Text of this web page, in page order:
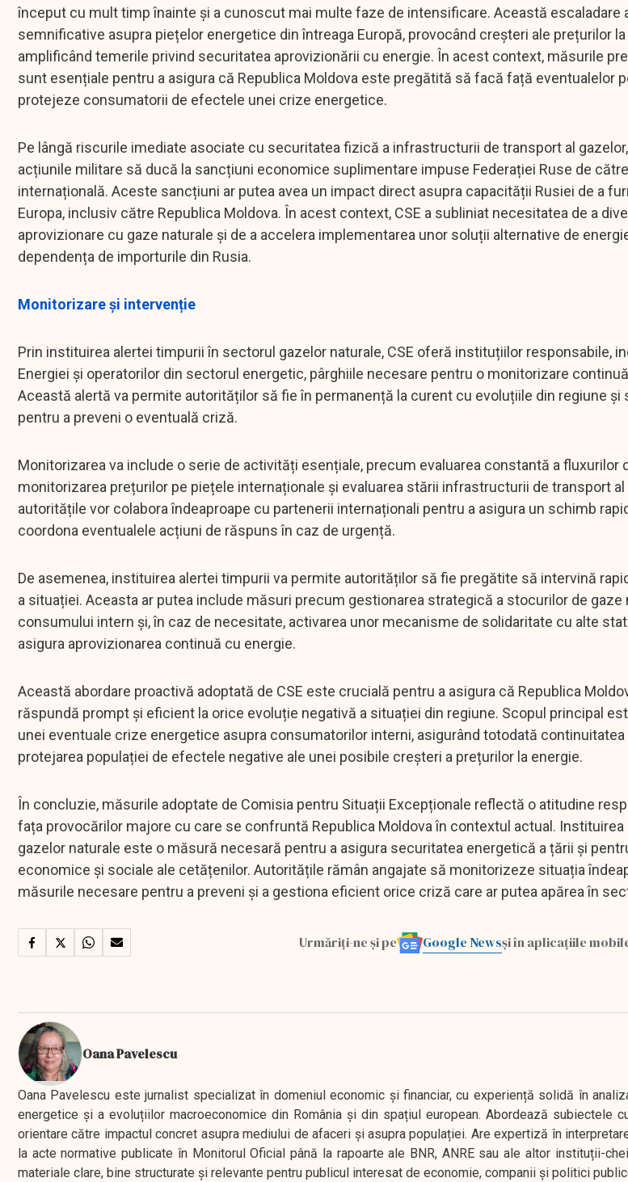
început cu mult timp înainte și a cunoscut mai multe faze de intensificare. Această escaladare
semnificative asupra piețelor energetice din întreaga Europă, provocând creșteri ale prețurilor
amplificând temerile privind securitatea aprovizionării cu energie. În acest context, măsurile
sunt esențiale pentru a asigura că Republica Moldova este pregătită să facă față eventualelor
protejeze consumatorii de efectele unei crize energetice.
Pe lângă riscurile imediate asociate cu securitatea fizică a infrastructurii de transport al
acțiunile militare să ducă la sancțiuni economice suplimentare impuse Federației Ruse de
internațională. Aceste sancțiuni ar putea avea un impact direct asupra capacității Rusiei de a
Europa, inclusiv către Republica Moldova. În acest context, CSE a subliniat necesitatea de a
aprovizionare cu gaze naturale și de a accelera implementarea unor soluții alternative de
dependența de importurile din Rusia.
Monitorizare și intervenție
Prin instituirea alertei timpurii în sectorul gazelor naturale, CSE oferă instituțiilor responsabile,
Energiei și operatorilor din sectorul energetic, pârghiile necesare pentru o monitorizare
Această alertă va permite autorităților să fie în permanență la curent cu evoluțiile din regiune și
pentru a preveni o eventuală criză.
Monitorizarea va include o serie de activități esențiale, precum evaluarea constantă a fluxurilor
monitorizarea prețurilor pe piețele internaționale și evaluarea stării infrastructurii de transport al
autoritățile vor colabora îndeaproape cu partenerii internaționali pentru a asigura un schimb
coordona eventualele acțiuni de răspuns în caz de urgență.
De asemenea, instituirea alertei timpurii va permite autorităților să fie pregătite să intervină
a situației. Aceasta ar putea include măsuri precum gestionarea strategică a stocurilor de gaze
consumului intern și, în caz de necesitate, activarea unor mecanisme de solidaritate cu alte
asigura aprovizionarea continuă cu energie.
Această abordare proactivă adoptată de CSE este crucială pentru a asigura că Republica
răspundă prompt și eficient la orice evoluție negativă a situației din regiune. Scopul principal
unei eventuale crize energetice asupra consumatorilor interni, asigurând totodată
protejarea populației de efectele negative ale unei posibile creșteri a prețurilor la energie.
În concluzie, măsurile adoptate de Comisia pentru Situații Excepționale reflectă o atitudine
fața provocărilor majore cu care se confruntă Republica Moldova în contextul actual.
gazelor naturale este o măsură necesară pentru a asigura securitatea energetică a țării și
economice și sociale ale cetățenilor. Autoritățile rămân angajate să monitorizeze situația
măsurile necesare pentru a preveni și a gestiona eficient orice criză care ar putea apărea în
Urmăriți-ne și pe Google Newsși în aplicațiile
Oana Pavelescu
Oana Pavelescu este jurnalist specializat în domeniul economic și financiar, cu experiență solidă în
energetice și a evoluțiilor macroeconomice din România și din spațiul european. Abordează subiectele
orientare către impactul concret asupra mediului de afaceri și asupra populației. Are expertiză în
la acte normative publicate în Monitorul Oficial până la rapoarte ale BNR, ANRE sau ale altor instituții-
materiale clare, bine structurate și relevante pentru publicul interesat de economie, companii și politici